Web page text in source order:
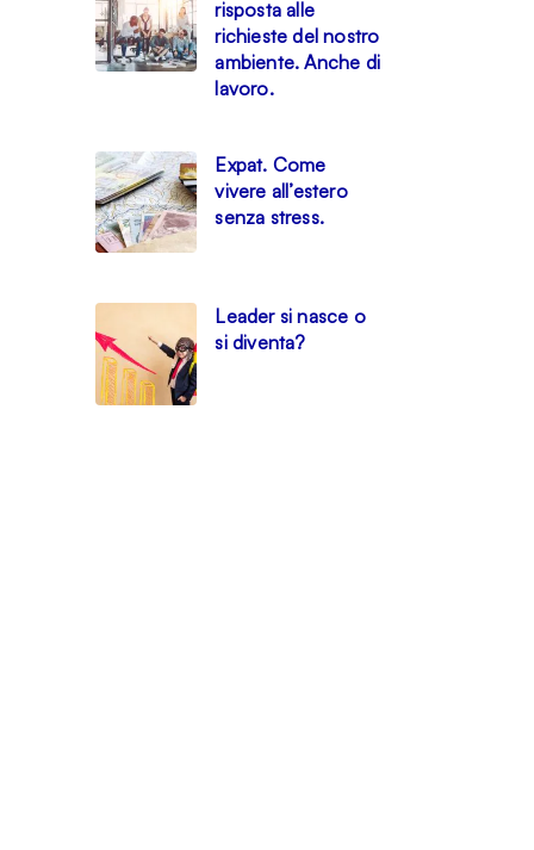
risposta alle
richieste del nostro
ambiente. Anche di
lavoro.
Expat. Come
vivere all’estero
senza stress.
Leader si nasce o
si diventa?